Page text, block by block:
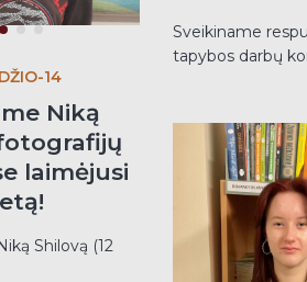
Sveikiname
tapybos darbų
14
Niką
laimėjusi
Shilovą (12